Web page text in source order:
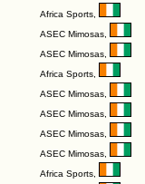
Africa Sports
ASEC Mimosas
ASEC Mimosas
Africa Sports
ASEC Mimosas
ASEC Mimosas
ASEC Mimosas
ASEC Mimosas
Africa Sports